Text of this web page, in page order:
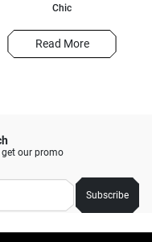
Chic
Read More
get our promo
Subscribe